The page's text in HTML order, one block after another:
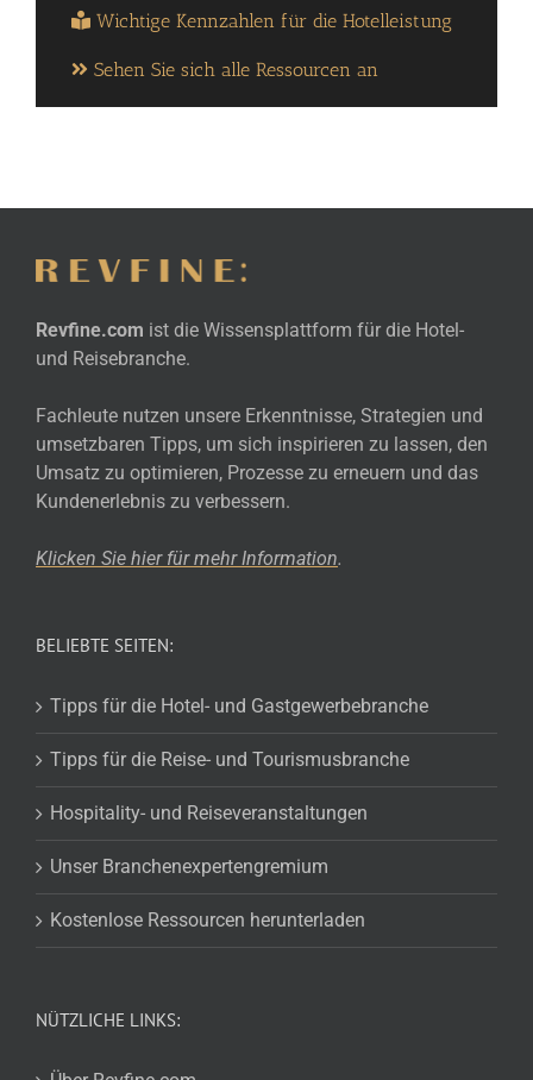
Wichtige Kennzahlen für die Hotelleistung
Sehen Sie sich alle Ressourcen an
Revfine.com ist die Wissensplattform für die Hotel-
und Reisebranche.
Fachleute nutzen unsere Erkenntnisse, Strategien und
umsetzbaren Tipps, um sich inspirieren zu lassen, den
Umsatz zu optimieren, Prozesse zu erneuern und das
Kundenerlebnis zu verbessern.
Klicken Sie hier für mehrInformation.
BELIEBTE SEITEN:
Tipps für die Hotel- und Gastgewerbebranche
Tipps für die Reise- und Tourismusbranche
Hospitality- und Reiseveranstaltungen
Unser Branchenexpertengremium
Kostenlose Ressourcen herunterladen
NÜTZLICHE LINKS: